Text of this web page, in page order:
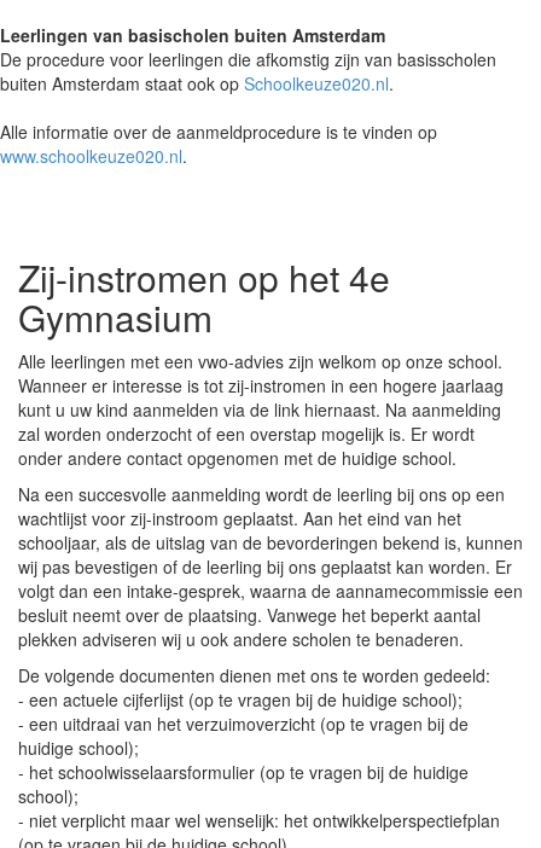
Leerlingen van basischolen buiten Amsterdam
De procedure voor leerlingen die afkomstig zijn van basisscholen
buiten Amsterdam staat ook op Schoolkeuze020.nl.
Alle informatie over de aanmeldprocedure is te vinden op
www.schoolkeuze020.nl.
Zij-instromen op het 4e
Gymnasium
Alle leerlingen met een vwo-advies zijn welkom op onze school.
Wanneer er interesse is tot zij-instromen in een hogere jaarlaag
kunt u uw kind aanmelden via de link hiernaast. Na aanmelding
zal worden onderzocht of een overstap mogelijk is. Er wordt
onder andere contact opgenomen met de huidige school.
Na een succesvolle aanmelding wordt de leerling bij ons op een
wachtlijst voor zij-instroom geplaatst. Aan het eind van het
schooljaar, als de uitslag van de bevorderingen bekend is, kunnen
wij pas bevestigen of de leerling bij ons geplaatst kan worden. Er
volgt dan een intake-gesprek, waarna de aannamecommissie een
besluit neemt over de plaatsing. Vanwege het beperkt aantal
plekken adviseren wij u ook andere scholen te benaderen.
De volgende documenten dienen met ons te worden gedeeld:
- een actuele cijferlijst (op te vragen bij de huidige school);
- een uitdraai van het verzuimoverzicht (op te vragen bij de
huidige school);
- het schoolwisselaarsformulier (op te vragen bij de huidige
school);
- niet verplicht maar wel wenselijk: het ontwikkelperspectiefplan